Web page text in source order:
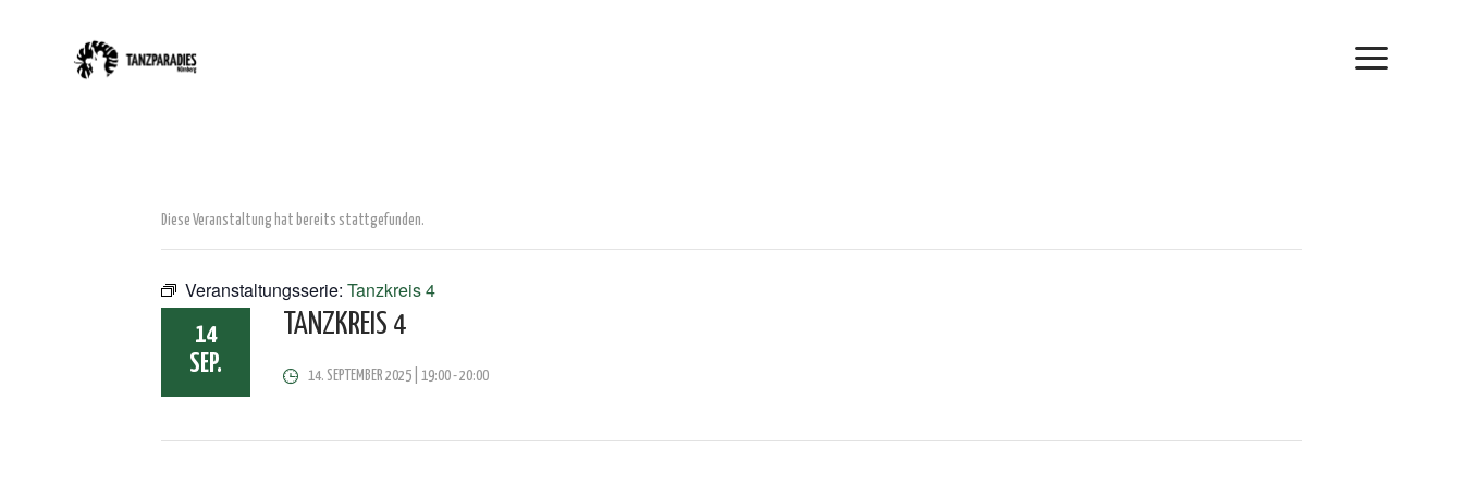
Diese Veranstaltung hat bereits stattgefunden.
Veranstaltungsserie: Tanzkreis 4
14
SEP.
TANZKREIS 4
14. SEPTEMBER 2025 | 19:00-20:00